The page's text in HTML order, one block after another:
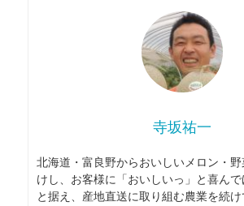
寺坂祐一
北海道・富良野からおいしいメロン・
けし、お客様に「おいしいっ」と喜ん
と据え、産地直送に取り組む農業を続け